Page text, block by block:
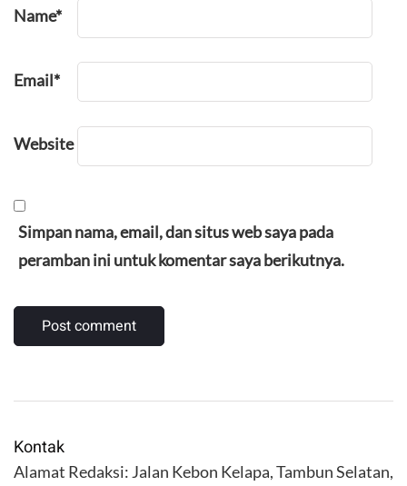
Name*
Email*
Website
Simpan nama, email, dan situs web saya pada
peramban ini untuk komentar saya berikutnya.
Kontak
Alamat Redaksi: Jalan Kebon Kelapa, Tambun Selatan,